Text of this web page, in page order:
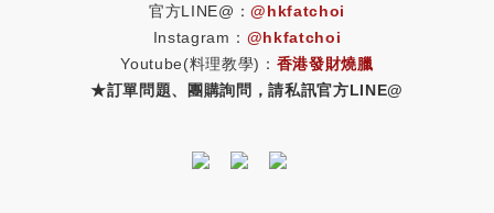
官方LINE@：@hkfatchoi
Instagram： @hkfatchoi
Youtube(料理教學)： 香港發財燒臘
★訂單問題、團購詢問，請私訊官方LINE@